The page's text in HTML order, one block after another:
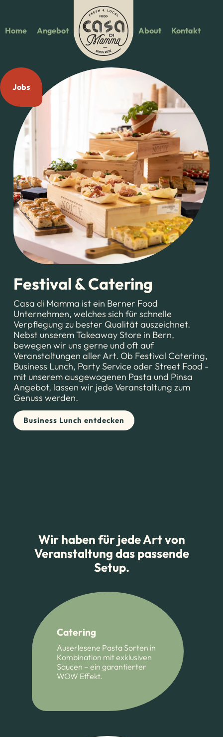
Home Angebot About Kontakt
Jobs
Festival & Catering
Casa di Mamma ist ein Berner Food
Unternehmen, welches sich für schnelle
Verpflegung zu bester Qualität auszeichnet.
Nebst unserem Takeaway Store in Bern,
bewegen wir uns gerne und oft auf
Veranstaltungen aller Art. Ob Festival Catering,
Business Lunch, Party Service oder Street Food -
mit unserem ausgewogenen Pasta und Pinsa
Angebot, lassen wir jede Veranstaltung zum
Genuss werden.
Business Lunch entdecken
Wir haben für jede Art von
Veranstaltung das passende
Setup.
Catering
Auserlesene Pasta Sorten in
Kombination mit exklusiven
Saucen – ein garantierter
WOW Effekt.